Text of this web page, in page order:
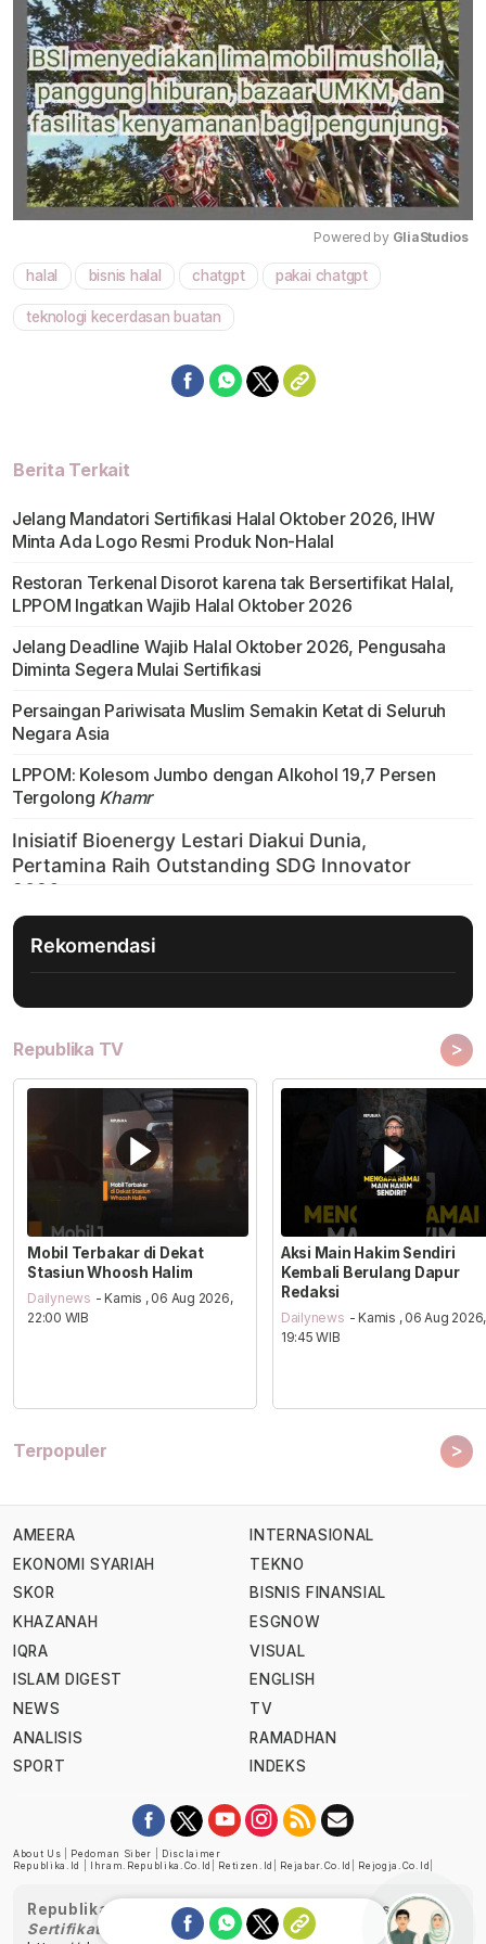
Powered by GliaStudios
halal bisnis halal chatgpt pakai chatgpt
teknologi kecerdasan buatan
Berita Terkait
Jelang Mandatori Sertifikasi Halal Oktober 2026, IHW
Minta Ada Logo Resmi Produk Non-Halal
Restoran Terkenal Disorot karena tak Bersertifikat Halal,
LPPOM Ingatkan Wajib Halal Oktober 2026
Jelang Deadline Wajib Halal Oktober 2026, Pengusaha
Diminta Segera Mulai Sertifikasi
Persaingan Pariwisata Muslim Semakin Ketat di Seluruh
Negara Asia
LPPOM: Kolesom Jumbo dengan Alkohol 19,7 Persen
Tergolong Khamr
Rekomendasi
Republika TV >
Mobil Terbakar di Dekat
Stasiun Whoosh Halim
Dailynews - Kamis , 06 Aug 2026,
22:00 WIB
Aksi Main Hakim Sendiri
Kembali Berulang Dapur
Redaksi
Dailynews - Kamis , 06 Aug 2026,
19:45 WIB
Terpopuler >
AMEERA
EKONOMI SYARIAH
SKOR
KHAZANAH
IQRA
ISLAM DIGEST
NEWS
ANALISIS
SPORT
INTERNASIONAL
TEKNO
BISNIS FINANSIAL
ESGNOW
VISUAL
ENGLISH
TV
RAMADHAN
INDEKS
About Us Pedoman Siber
Disclaimer
Republika.id
Ihram.republika.co.id Retizen.id Rejabar.co.id Rejogja.co.id
Republika telah diverifikasi oleh Dewan Pers
Sertifikat Nomor 1058/DP-Verifikasi/K/XII/2022